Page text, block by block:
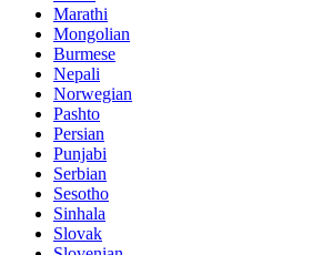
Marathi
Mongolian
Burmese
Nepali
Norwegian
Pashto
Persian
Punjabi
Serbian
Sesotho
Sinhala
Slovak